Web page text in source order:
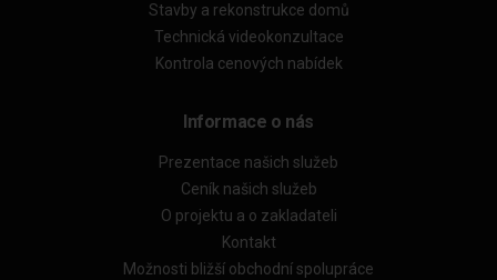
Stavby a rekonstrukce domů
Technická videokonzultace
Kontrola cenových nabídek
Informace o nás
Prezentace našich služeb
Ceník našich služeb
O projektu a o zakladateli
Kontakt
Možnosti bližší obchodní spolupráce